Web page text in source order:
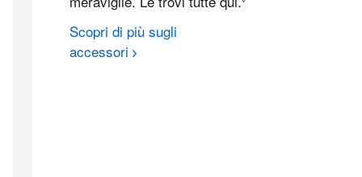
Scopri di più sugli
accessori